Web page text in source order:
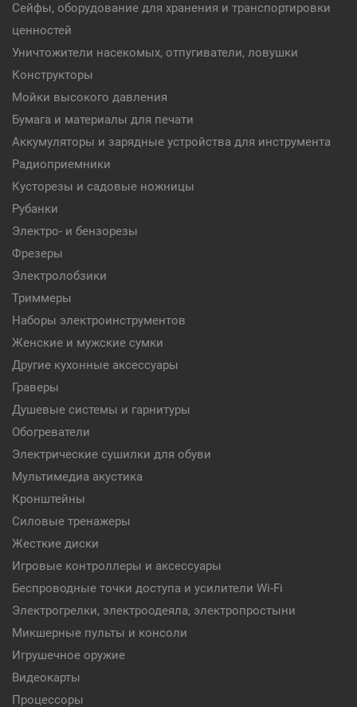
Сейфы, оборудование для хранения и транспортировки
ценностей
Уничтожители насекомых, отпугиватели, ловушки
Конструкторы
Мойки высокого давления
Бумага и материалы для печати
Аккумуляторы и зарядные устройства для инструмента
Радиоприемники
Кусторезы и садовые ножницы
Рубанки
Электро- и бензорезы
Фрезеры
Электролобзики
Триммеры
Наборы электроинструментов
Женские и мужские сумки
Другие кухонные аксессуары
Граверы
Душевые системы и гарнитуры
Обогреватели
Электрические сушилки для обуви
Мультимедиа акустика
Кронштейны
Силовые тренажеры
Жесткие диски
Игровые контроллеры и аксессуары
Беспроводные точки доступа и усилители Wi-Fi
Электрогрелки, электроодеяла, электропростыни
Микшерные пульты и консоли
Игрушечное оружие
Видеокарты
Процессоры